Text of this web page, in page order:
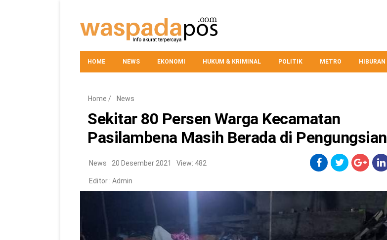
HOME NEWS EKONOMI HUKUM & KRIMINAL POLITIK METRO HIBURAN
Home / News
Sekitar 80 Persen Warga Kecamatan
Pasilambena Masih Berada di Pengungsian
News 20 Desember 2021 View: 482
Editor : Admin